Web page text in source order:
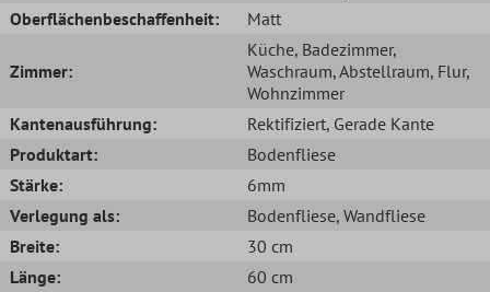
Oberflächenbeschaffenheit:
Matt
Zimmer:
Küche, Badezimmer,
Waschraum, Abstellraum, Flur,
Wohnzimmer
Kantenausführung:
Rektifiziert, Gerade Kante
Produktart:
Bodenfliese
Stärke:
6mm
Verlegung als:
Bodenfliese, Wandfliese
Breite:
30 cm
Länge:
60 cm